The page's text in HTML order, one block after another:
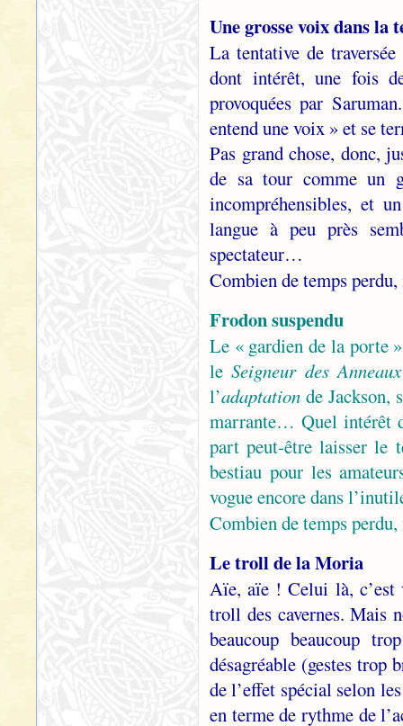
Une grosse voix dans la
La tentative de
dont intérêt, une fois
provoquées par
entend une voix » et se
Pas grand chose, donc,
de sa tour comme un
incompréhensibles, et
langue à peu près
spectateur…
Combien de temps
Frodon suspendu
Le « gardien de la porte
leSeigneur des Anneaux
l’adaptation de Jackson,
marrante… Quel intérêt
part peut-être laisser le
bestiau pour les
vogue encore dans
Combien de temps
Le troll de la Moria
Aïe, aïe ! Celui là,
troll des cavernes. Mais
beaucoup beaucoup
désagréable (gestes trop
de l’effet spécial selon
en terme de rythme de